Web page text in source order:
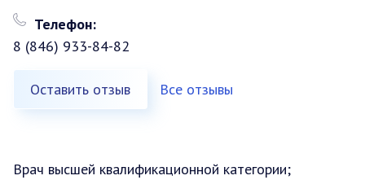
Телефон:
8 (846) 933-84-82
Оставить отзыв Все отзывы
Врач высшей квалификационной категории;